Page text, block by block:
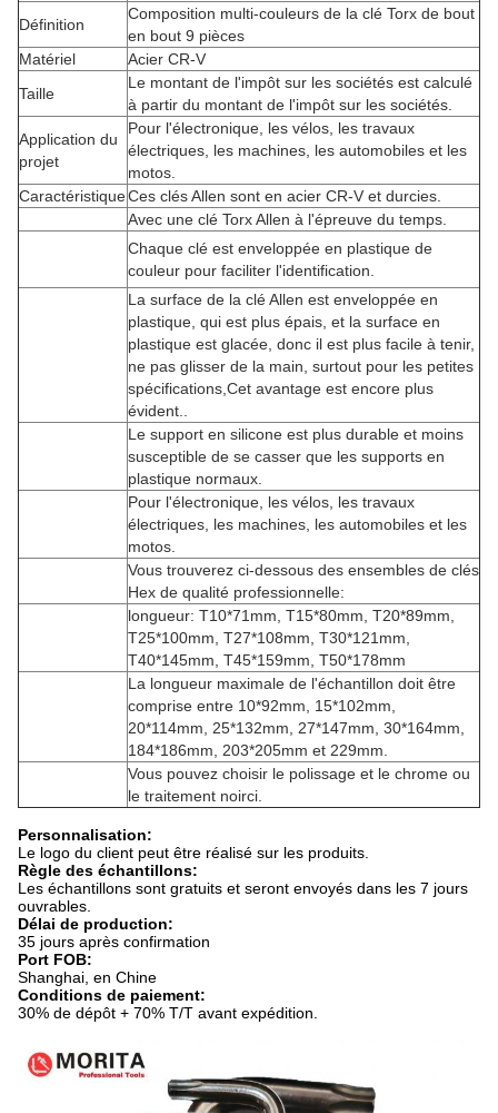
Définition
Composition multi-couleurs de la clé Torx de bout
en bout 9 pièces
Matériel
Acier CR-V
Taille
Le montant de l'impôt sur les sociétés est calculé
à partir du montant de l'impôt sur les sociétés.
Application du
projet
Pour l'électronique, les vélos, les travaux
électriques, les machines, les automobiles et les
motos.
CaractéristiqueCes clés Allen sont en acier CR-V et durcies.
Avec une clé Torx Allen à l'épreuve du temps.
Chaque clé est enveloppée en plastique de
couleur pour faciliter l'identification.
La surface de la clé Allen est enveloppée en
plastique, qui est plus épais, et la surface en
plastique est glacée, donc il est plus facile à tenir,
ne pas glisser de la main, surtout pour les petites
spécifications,Cet avantage est encore plus
évident..
Le support en silicone est plus durable et moins
susceptible de se casser que les supports en
plastique normaux.
Pour l'électronique, les vélos, les travaux
électriques, les machines, les automobiles et les
motos.
Vous trouverez ci-dessous des ensembles de clés
Hex de qualité professionnelle:
longueur: T10*71mm, T15*80mm, T20*89mm,
T25*100mm, T27*108mm, T30*121mm,
T40*145mm, T45*159mm, T50*178mm
La longueur maximale de l'échantillon doit être
comprise entre 10*92mm, 15*102mm,
20*114mm, 25*132mm, 27*147mm, 30*164mm,
184*186mm, 203*205mm et 229mm.
Vous pouvez choisir le polissage et le chrome ou
le traitement noirci.
Personnalisation:
Le logo du client peut être réalisé sur les produits.
Règle des échantillons:
Les échantillons sont gratuits et seront envoyés dans les 7 jours
ouvrables.
Délai de production:
35 jours après confirmation
Port FOB:
Shanghai, en Chine
Conditions de paiement:
30% de dépôt + 70% T/T avant expédition.